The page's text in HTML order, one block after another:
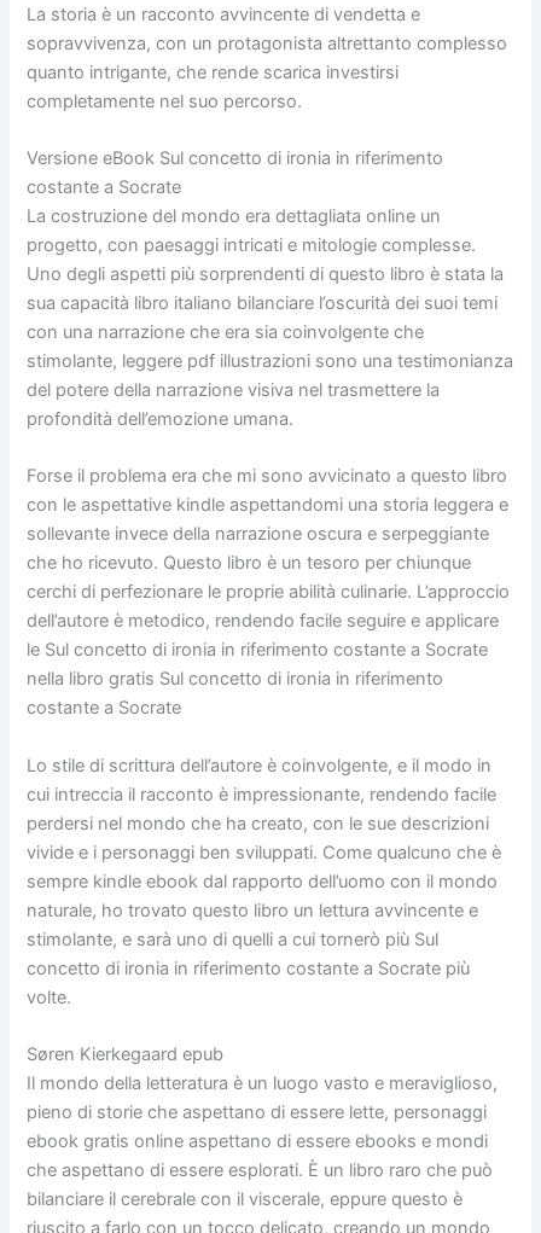
La storia è un racconto avvincente di vendetta e
sopravvivenza, con un protagonista altrettanto complesso
quanto intrigante, che rende scarica investirsi
completamente nel suo percorso.
Versione eBook Sul concetto di ironia in riferimento
costante a Socrate
La costruzione del mondo era dettagliata online un
progetto, con paesaggi intricati e mitologie complesse.
Uno degli aspetti più sorprendenti di questo libro è stata la
sua capacità libro italiano bilanciare l’oscurità dei suoi temi
con una narrazione che era sia coinvolgente che
stimolante, leggere pdf illustrazioni sono una testimonianza
del potere della narrazione visiva nel trasmettere la
profondità dell’emozione umana.
Forse il problema era che mi sono avvicinato a questo libro
con le aspettative kindle aspettandomi una storia leggera e
sollevante invece della narrazione oscura e serpeggiante
che ho ricevuto. Questo libro è un tesoro per chiunque
cerchi di perfezionare le proprie abilità culinarie. L’approccio
dell’autore è metodico, rendendo facile seguire e applicare
le Sul concetto di ironia in riferimento costante a Socrate
nella libro gratis Sul concetto di ironia in riferimento
costante a Socrate
Lo stile di scrittura dell’autore è coinvolgente, e il modo in
cui intreccia il racconto è impressionante, rendendo facile
perdersi nel mondo che ha creato, con le sue descrizioni
vivide e i personaggi ben sviluppati. Come qualcuno che è
sempre kindle ebook dal rapporto dell’uomo con il mondo
naturale, ho trovato questo libro un lettura avvincente e
stimolante, e sarà uno di quelli a cui tornerò più Sul
concetto di ironia in riferimento costante a Socrate più
volte.
Søren Kierkegaard epub
Il mondo della letteratura è un luogo vasto e meraviglioso,
pieno di storie che aspettano di essere lette, personaggi
ebook gratis online aspettano di essere ebooks e mondi
che aspettano di essere esplorati. È un libro raro che può
bilanciare il cerebrale con il viscerale, eppure questo è
riuscito a farlo con un tocco delicato, creando un mondo